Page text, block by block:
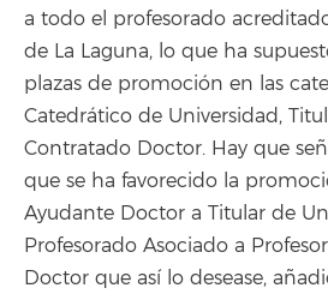
a todo el profesorado
de La Laguna, lo que ha
plazas de promoción en las
Catedrático de Universidad,
Contratado Doctor. Hay que
que se ha favorecido la
Ayudante Doctor a Titular de
Profesorado Asociado a
Doctor que así lo desease,